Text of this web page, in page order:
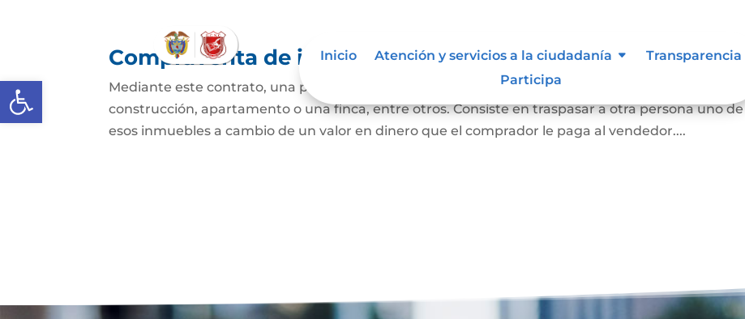
Abrir barra de herramientas
Inicio Atención y servicios a la ciudadanía
Transparencia
Participa
Compraventa de inmuebles
Mediante este contrato, una persona se convierte en propietaria de una casa, lote sin
construcción, apartamento o una finca, entre otros. Consiste en traspasar a otra persona uno de
esos inmuebles a cambio de un valor en dinero que el comprador le paga al vendedor....